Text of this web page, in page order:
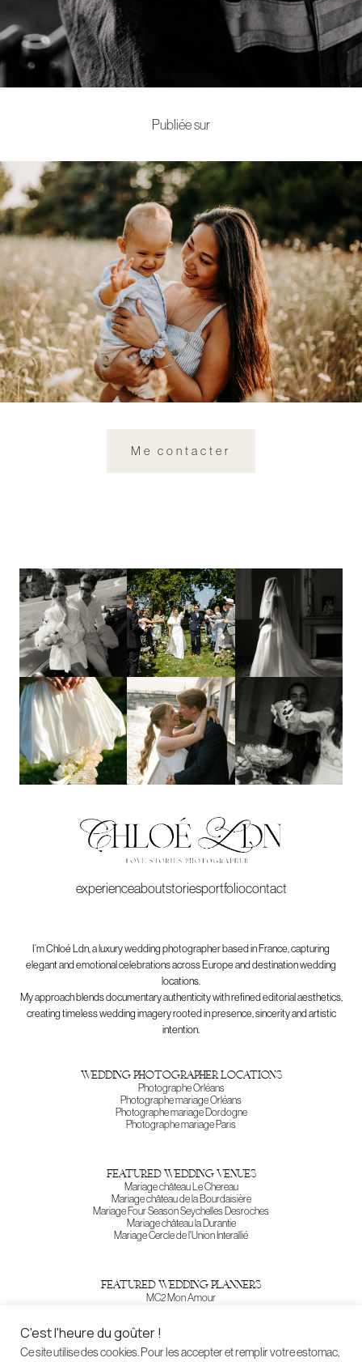
Publiée sur
Me contacter
experienceaboutstoriesportfoliocontact
I’m Chloé Ldn, a luxury wedding photographer based in France, capturing
elegant and emotional celebrations across Europe and destination wedding
locations.
My approach blends documentary authenticity with refined editorial aesthetics,
creating timeless wedding imagery rooted in presence, sincerity and artistic
intention.
wedding photographer locations
Photographe Orléans
Photographe mariage Orléans
Photographe mariage Dordogne
Photographe mariage Paris
featured wedding venues
Mariage château Le Chereau
Mariage château de la Bourdaisière
Mariage Four Season Seychelles Desroches
Mariage château la Durantie
Mariage Cercle de l'Union Interallié
featured wedding planners
MC2 Mon Amour
C'est l'heure du goûter !
Ce site utilise des cookies. Pour les accepter et remplir votre estomac,